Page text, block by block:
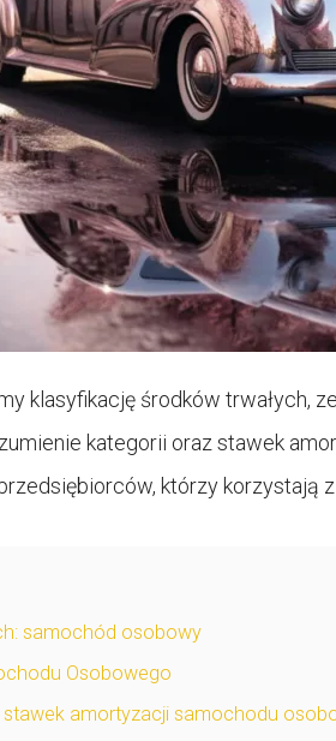
klasyfikację środków trwałych,
kategorii oraz stawek
którzy korzystają
samochód osobowy
Osobowego
amortyzacji samochodu